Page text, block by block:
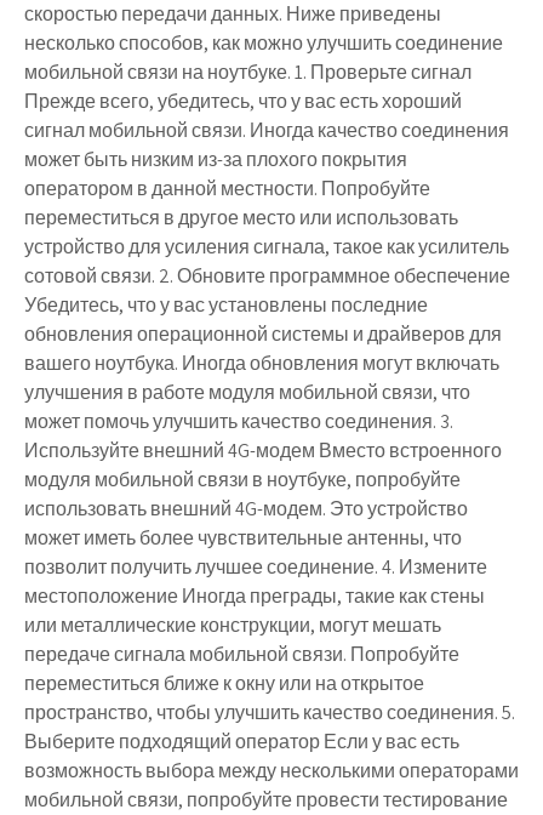
скоростью передачи данных. Ниже приведены
несколько способов, как можно улучшить соединение
мобильной связи на ноутбуке. 1. Проверьте сигнал
Прежде всего, убедитесь, что у вас есть хороший
сигнал мобильной связи. Иногда качество соединения
может быть низким из-за плохого покрытия
оператором в данной местности. Попробуйте
переместиться в другое место или использовать
устройство для усиления сигнала, такое как усилитель
сотовой связи. 2. Обновите программное обеспечение
Убедитесь, что у вас установлены последние
обновления операционной системы и драйверов для
вашего ноутбука. Иногда обновления могут включать
улучшения в работе модуля мобильной связи, что
может помочь улучшить качество соединения. 3.
Используйте внешний 4G-модем Вместо встроенного
модуля мобильной связи в ноутбуке, попробуйте
использовать внешний 4G-модем. Это устройство
может иметь более чувствительные антенны, что
позволит получить лучшее соединение. 4. Измените
местоположение Иногда преграды, такие как стены
или металлические конструкции, могут мешать
передаче сигнала мобильной связи. Попробуйте
переместиться ближе к окну или на открытое
пространство, чтобы улучшить качество соединения. 5.
Выберите подходящий оператор Если у вас есть
возможность выбора между несколькими операторами
мобильной связи, попробуйте провести тестирование